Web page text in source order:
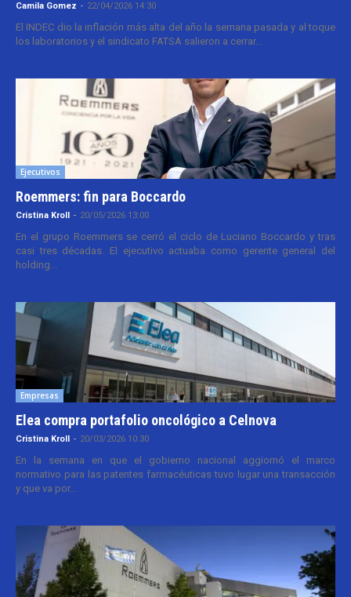
Camila Gomez - 22/04/2026 14:30
El INDEC dio la inflación más alta del año la semana pasada y al toque
los laboratorios y el sindicato FATSA salieron a cerrar...
Ejecutivos
Roemmers: fin para Boccardo
Cristina Kroll - 20/05/2026 13:00
En el grupo Roemmers se cerró el ciclo de Luciano Boccardo y tras
casi tres décadas. El ejecutivo actuaba como gerente general del
holding...
Empresas
Elea compra portafolio oncológico a Celnova
Cristina Kroll - 20/03/2026 10:30
En la semana en que el gobierno nacional aggiornó el marco
normativo para las patentes farmacéuticas tuvo lugar una transacción
y que va por...